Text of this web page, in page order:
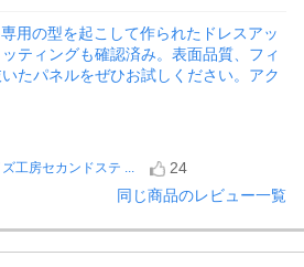
用の型を起こして作られたドレスアッ
ティングも確認済み。表面品質、フィ
たパネルをぜひお試しください。アク
工房セカンドステ ...
24
同じ商品のレビュー一覧